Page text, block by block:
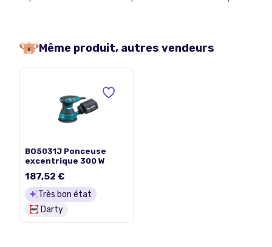
Même produit, autres vendeurs
BO5031J Ponceuse
excentrique 300 W
187,52 €
Très bon état
Darty